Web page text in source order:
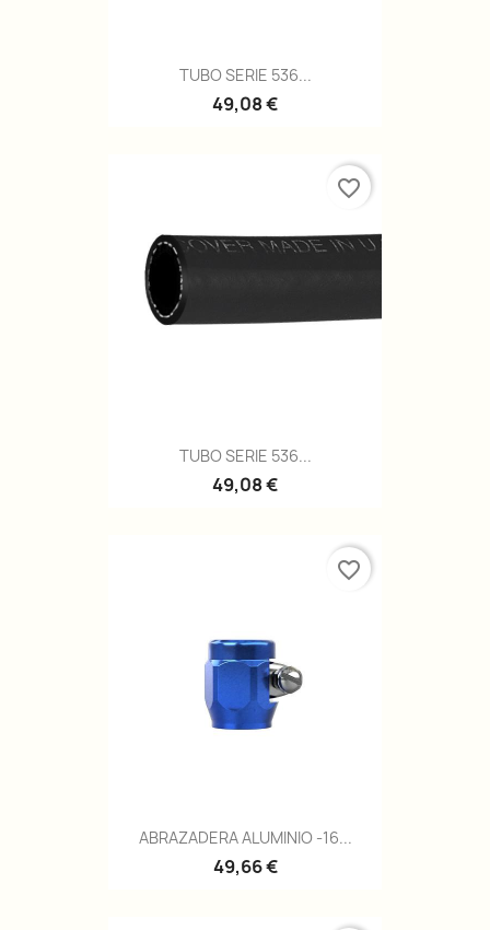
TUBO SERIE 536...
49,08 €
TUBO SERIE 536...
49,08 €
favorite_border
ABRAZADERA ALUMINIO -16...
49,66 €
favorite_border